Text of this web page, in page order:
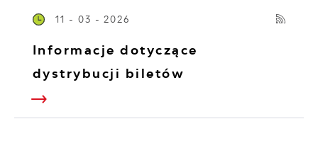
11 - 03 - 2026
Informacje dotyczące
dystrybucji biletów